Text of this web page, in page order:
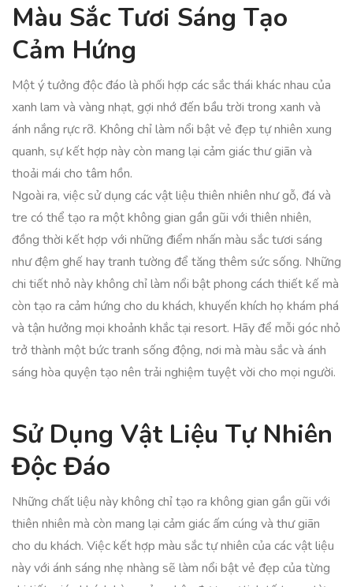
Màu Sắc Tươi Sáng Tạo
Cảm Hứng
Một ý tưởng độc đáo là phối hợp các sắc thái khác nhau của
xanh lam và vàng nhạt, gợi nhớ đến bầu trời trong xanh và
ánh nắng rực rỡ. Không chỉ làm nổi bật vẻ đẹp tự nhiên xung
quanh, sự kết hợp này còn mang lại cảm giác thư giãn và
thoải mái cho tâm hồn.
Ngoài ra, việc sử dụng các vật liệu thiên nhiên như gỗ, đá và
tre có thể tạo ra một không gian gần gũi với thiên nhiên,
đồng thời kết hợp với những điểm nhấn màu sắc tươi sáng
như đệm ghế hay tranh tường để tăng thêm sức sống. Những
chi tiết nhỏ này không chỉ làm nổi bật phong cách thiết kế mà
còn tạo ra cảm hứng cho du khách, khuyến khích họ khám phá
và tận hưởng mọi khoảnh khắc tại resort. Hãy để mỗi góc nhỏ
trở thành một bức tranh sống động, nơi mà màu sắc và ánh
sáng hòa quyện tạo nên trải nghiệm tuyệt vời cho mọi người.
Sử Dụng Vật Liệu Tự Nhiên
Độc Đáo
Những chất liệu này không chỉ tạo ra không gian gần gũi với
thiên nhiên mà còn mang lại cảm giác ấm cúng và thư giãn
cho du khách. Việc kết hợp màu sắc tự nhiên của các vật liệu
này với ánh sáng nhẹ nhàng sẽ làm nổi bật vẻ đẹp của từng